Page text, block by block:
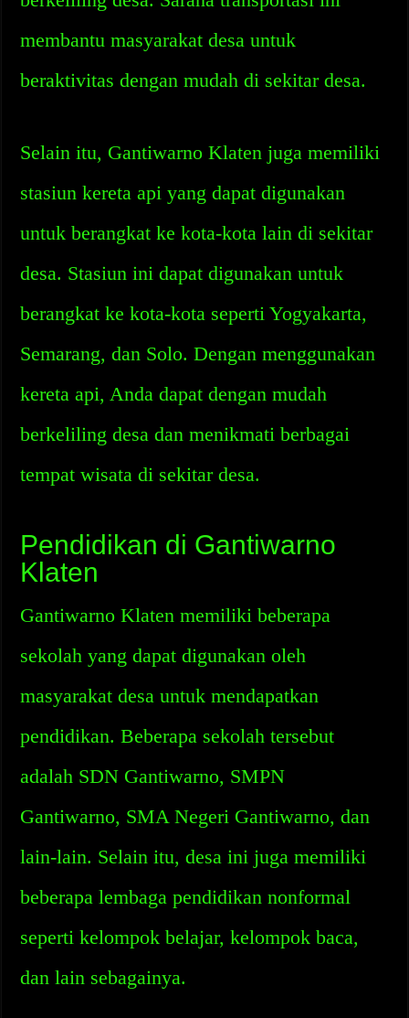
membantu masyarakat desa untuk
beraktivitas dengan mudah di sekitar desa.
Selain itu, Gantiwarno Klaten juga memiliki
stasiun kereta api yang dapat digunakan
untuk berangkat ke kota-kota lain di sekitar
desa. Stasiun ini dapat digunakan untuk
berangkat ke kota-kota seperti Yogyakarta,
Semarang, dan Solo. Dengan menggunakan
kereta api, Anda dapat dengan mudah
berkeliling desa dan menikmati berbagai
tempat wisata di sekitar desa.
Pendidikan di Gantiwarno
Klaten
Gantiwarno Klaten memiliki beberapa
sekolah yang dapat digunakan oleh
masyarakat desa untuk mendapatkan
pendidikan. Beberapa sekolah tersebut
adalah SDN Gantiwarno, SMPN
Gantiwarno, SMA Negeri Gantiwarno, dan
lain-lain. Selain itu, desa ini juga memiliki
beberapa lembaga pendidikan nonformal
seperti kelompok belajar, kelompok baca,
dan lain sebagainya.